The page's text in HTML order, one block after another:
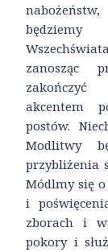
zanosząc
zakończyć
akcentem
postów.
Modlitwy
przybliżenia
Módlmy się
i
zborach i
pokory i